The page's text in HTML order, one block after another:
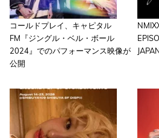
コールドプレイ、キャピタル
FM『ジングル・ベル・ボール
2024』でのパフォーマンス映像が
公開